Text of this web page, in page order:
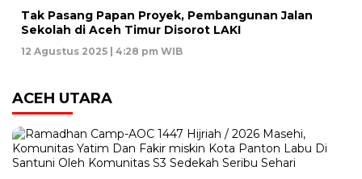
Tak Pasang Papan Proyek, Pembangunan Jalan
Sekolah di Aceh Timur Disorot LAKI
12 Agustus 2025 | 4:28 pm WIB
ACEH UTARA